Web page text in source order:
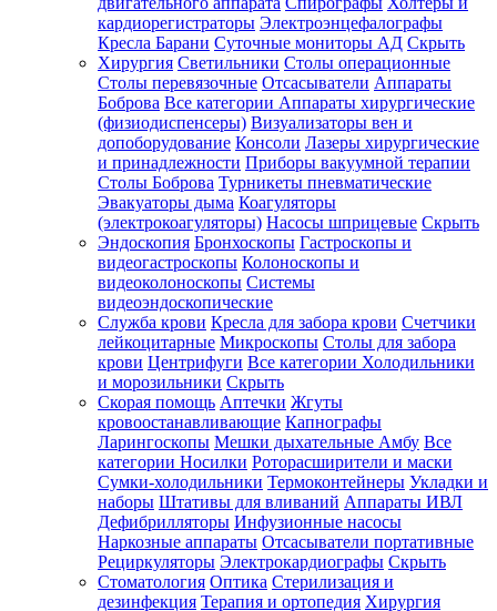
кардиорегистраторы Электроэнцефалографы
Кресла Барани Суточные мониторы АД Скрыть
Хирургия Светильники Столы операционные
Столы перевязочные Отсасыватели Аппараты
Боброва Все категории Аппараты хирургические
(физиодиспенсеры) Визуализаторы вен и
допоборудование Консоли Лазеры хирургические
и принадлежности Приборы вакуумной терапии
Столы Боброва Турникеты пневматические
Эвакуаторы дыма Коагуляторы
(электрокоагуляторы) Насосы шприцевые Скрыть
Эндоскопия Бронхоскопы Гастроскопы и
видеогастроскопы Колоноскопы и
видеоколоноскопы Системы
видеоэндоскопические
Служба крови Кресла для забора крови Счетчики
лейкоцитарные Микроскопы Столы для забора
крови Центрифуги Все категории Холодильники
и морозильники Скрыть
Скорая помощь Аптечки Жгуты
кровоостанавливающие Капнографы
Ларингоскопы Мешки дыхательные Амбу Все
категории Носилки Роторасширители и маски
Сумки-холодильники Термоконтейнеры Укладки и
наборы Штативы для вливаний Аппараты ИВЛ
Дефибрилляторы Инфузионные насосы
Наркозные аппараты Отсасыватели портативные
Рециркуляторы Электрокардиографы Скрыть
Стоматология Оптика Стерилизация и
дезинфекция Терапия и ортопедия Хирургия